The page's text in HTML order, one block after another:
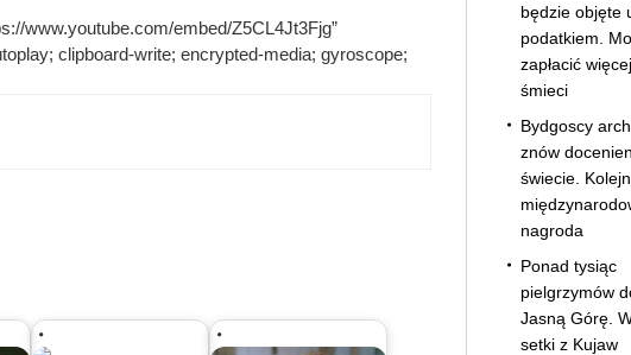
www.youtube.com/embed/Z5CL4Jt3Fjg”
clipboard-write; encrypted-media; gyroscope;
będzie objęte
podatkiem.
zapłacić
śmieci
Bydgoscy
znów
świecie.
nagroda
Ponad tysiąc
pielgrzymów
Jasną Górę.
setki z Kujaw